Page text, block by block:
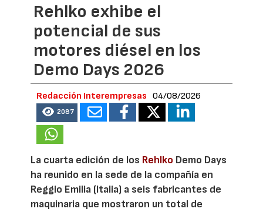
Rehlko exhibe el
potencial de sus
motores diésel en los
Demo Days 2026
Redacción Interempresas 04/08/2026
2087
La cuarta edición de los Rehlko Demo Days
ha reunido en la sede de la compañía en
Reggio Emilia (Italia) a seis fabricantes de
maquinaria que mostraron un total de